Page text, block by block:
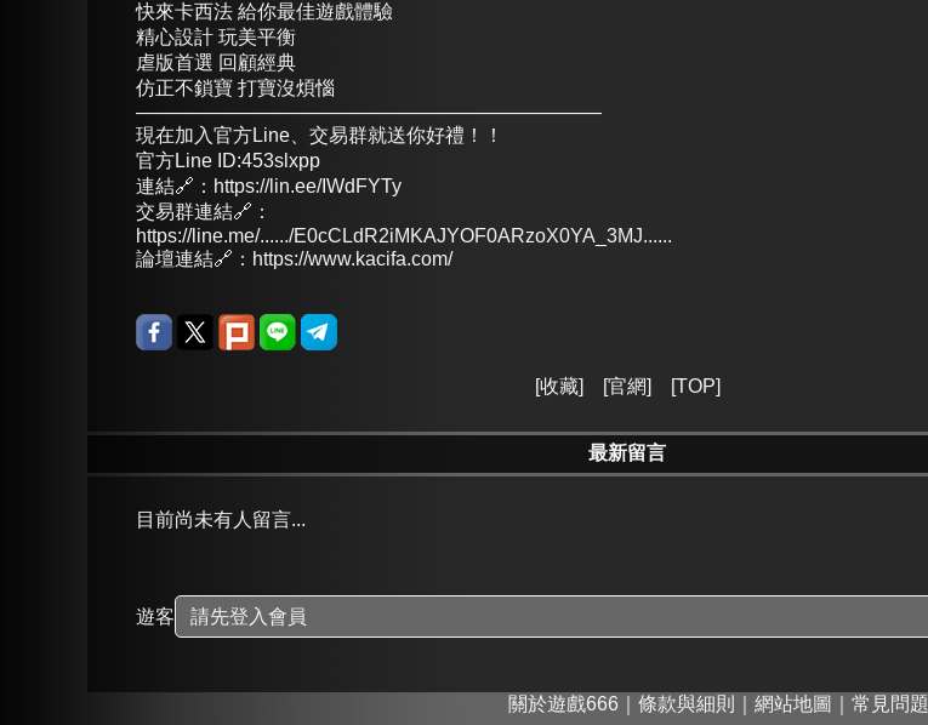
快來卡西法 給你最佳遊戲體驗
精心設計 玩美平衡
虐版首選 回顧經典
仿正不鎖寶 打寶沒煩惱
————————————————————————
現在加入官方Line、交易群就送你好禮！！
官方Line ID:453slxpp
連結🔗：https://lin.ee/IWdFYTy
交易群連結🔗：
https://line.me/....../E0cCLdR2iMKAJYOF0ARzoX0YA_3MJ......
論壇連結🔗：https://www.kacifa.com/
[收藏] [官網] [TOP]
最新留言
目前尚未有人留言...
遊客
關於遊戲666 條款與細則 網站地圖 常見問題